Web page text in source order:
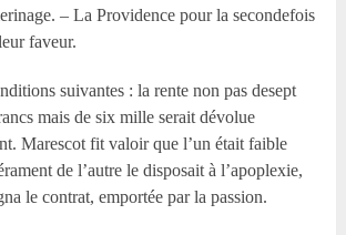
– La Providence pour la secondefois
faveur.
suivantes : la rente non pas desept
mais de six mille serait dévolue
Marescot fit valoir que l’un était faible
de l’autre le disposait à l’apoplexie,
le contrat, emportée par la passion.